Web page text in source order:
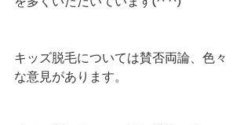
キッズ脱毛については賛否両論、色々
な意見があります。